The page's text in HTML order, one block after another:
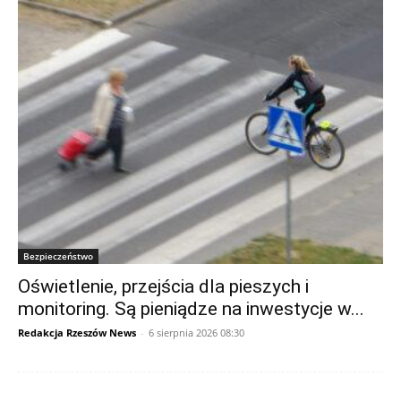
Bezpieczeństwo
Oświetlenie, przejścia dla pieszych i
monitoring. Są pieniądze na inwestycje w...
Redakcja Rzeszów News - 6 sierpnia 2026 08:30